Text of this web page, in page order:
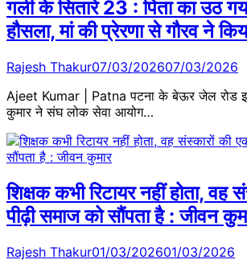
गली के सितारे 23 : पिता का उठ
हौसला, मां की प्रेरणा से गौरव ने
Rajesh Thakur07/03/202607/03/2026
Ajeet Kumar | Patna पटना के बेऊर जेल रोड
कुमार ने संघ लोक सेवा आयोग…
शिक्षक कभी रिटायर नहीं होता, वह
पीढ़ी समाज को सौंपता है : जीवन
Rajesh Thakur01/03/202601/03/2026